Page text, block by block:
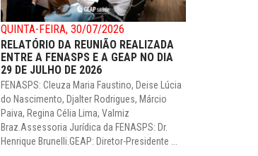
QUINTA-FEIRA, 30/07/2026
RELATÓRIO DA REUNIÃO REALIZADA
ENTRE A FENASPS E A GEAP NO DIA
29 DE JULHO DE 2026
FENASPS: Cleuza Maria Faustino, Deise Lúcia
do Nascimento, Djalter Rodrigues, Márcio
Paiva, Regina Célia Lima, Valmiz
Braz.Assessoria Jurídica da FENASPS: Dr.
Henrique Brunelli.GEAP: Diretor-Presidente ...